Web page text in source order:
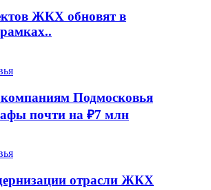
ЖКХ обновят в
Подмосковья
почти на ₽7 млн
отрасли ЖКХ